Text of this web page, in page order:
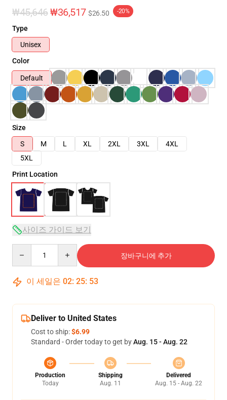
₩45,646₩36,517 $26.50 -20%
Type
Unisex
Color
Default
Size
S
M L XL 2XL 3XL
4XL
5XL
Print Location
사이즈 가이드 보기
장바구니에 추가
이 세일은 02: 25: 53
Deliver to United States
Cost to ship:$6.99
Standard - Order today to get byAug. 15 - Aug. 22
Production
Today
Shipping
Aug. 11
Delivered
Aug. 15 - Aug. 22